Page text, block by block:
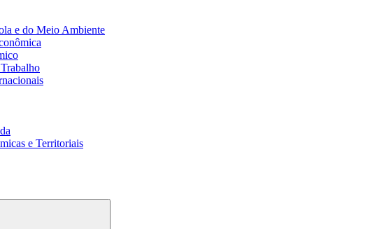
e do Meio Ambiente
e Territoriais